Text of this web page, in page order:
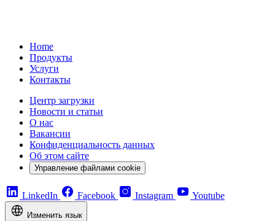
Home
Продукты
Услуги
Контакты
Центр загрузки
Новости и статьи
О нас
Вакансии
Конфиденциальность данных
Об этом сайте
Управление файлами cookie
LinkedIn Facebook Instagram Youtube
Изменить язык